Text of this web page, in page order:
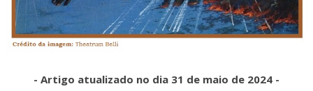
- Artigo atualizado no dia 31 de maio de 2024 -